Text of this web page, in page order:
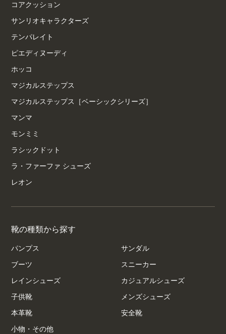
コアクッション
サンリオキャラクターズ
テンパレイト
ピエディヌーディ
ホッコ
マジカルステップス
マジカルステップス［ベーシックシリーズ］
マンマ
モンミミ
ラシックドット
ラ・ファーファ シューズ
レオン
靴の種類から探す
パンプス サンダル
ブーツ スニーカー
レインシューズ カジュアルシューズ
子供靴 メンズシューズ
本革靴 安全靴
小物・その他